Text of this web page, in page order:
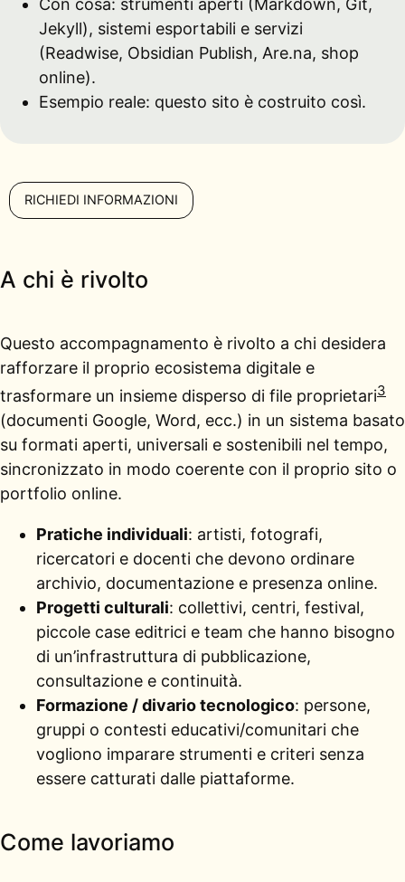
Con cosa: strumenti aperti (Markdown, Git,
Jekyll), sistemi esportabili e servizi
(Readwise, Obsidian Publish, Are.na, shop
online).
Esempio reale: questo sito è costruito così.
RICHIEDI INFORMAZIONI
A chi è rivolto
Questo accompagnamento è rivolto a chi desidera
rafforzare il proprio ecosistema digitale e
trasformare un insieme disperso di file proprietari3
(documenti Google, Word, ecc.) in un sistema basato
su formati aperti, universali e sostenibili nel tempo,
sincronizzato in modo coerente con il proprio sito o
portfolio online.
Pratiche individuali: artisti, fotografi,
ricercatori e docenti che devono ordinare
archivio, documentazione e presenza online.
Progetti culturali: collettivi, centri, festival,
piccole case editrici e team che hanno bisogno
di un’infrastruttura di pubblicazione,
consultazione e continuità.
Formazione / divario tecnologico: persone,
gruppi o contesti educativi/comunitari che
vogliono imparare strumenti e criteri senza
essere catturati dalle piattaforme.
Come lavoriamo